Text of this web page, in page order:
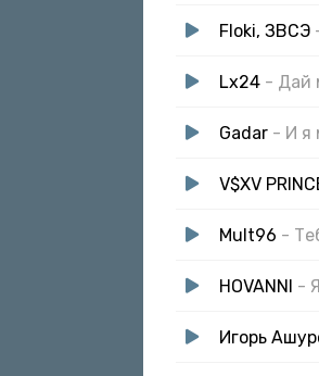
Floki, ЗВСЭ
Lx24 - Дай
Gadar - И я
V$XV
Mult96 -
HOVANNI -
Игорь